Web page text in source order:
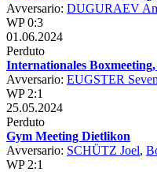
Avversario: DUGURAEV
WP 0:3
01.06.2024
Perduto
Internationales
Avversario: EUGSTER Seven
WP 2:1
25.05.2024
Perduto
Gym Meeting Dietlikon
Avversario: SCHÜTZ Joel,
WP 2:1